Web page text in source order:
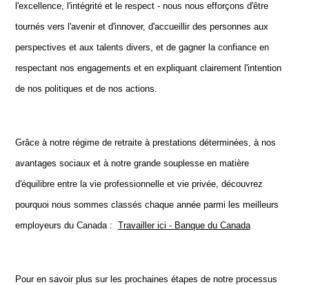
l'excellence, l'intégrité et le respect - nous nous efforçons d'être
tournés vers l'avenir et d'innover, d'accueillir des personnes aux
perspectives et aux talents divers, et de gagner la confiance en
respectant nos engagements et en expliquant clairement l'intention
de nos politiques et de nos actions.
Grâce à notre régime de retraite à prestations déterminées, à nos
avantages sociaux et à notre grande souplesse en matière
d'équilibre entre la vie professionnelle et vie privée, découvrez
pourquoi nous sommes classés chaque année parmi les meilleurs
employeurs du Canada : Travailler ici - Banque du Canada
Pour en savoir plus sur les prochaines étapes de notre processus